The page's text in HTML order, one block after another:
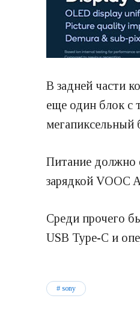
В задней части
еще один блок с
мегапиксельный
Питание должно
зарядкой VOOC
Среди прочего
USB Type-C и
sony